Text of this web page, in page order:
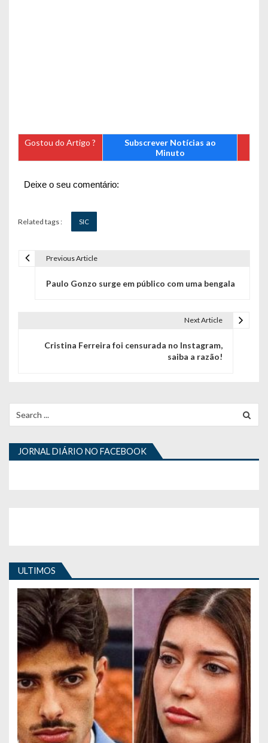
Gostou do Artigo ?
Subscrever Notícias ao
Minuto
Deixe o seu comentário:
Related tags : SIC
ã
o
d
i
g
o
s
Previous Article
Paulo Gonzo surge em público com uma bengala
Next Article
Cristina Ferreira foi censurada no Instagram,
saiba a razão!
for:
JORNAL DIÁRIO NO FACEBOOK
ULTIMOS